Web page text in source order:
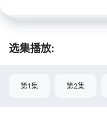
选集播放:
第1集 第2集